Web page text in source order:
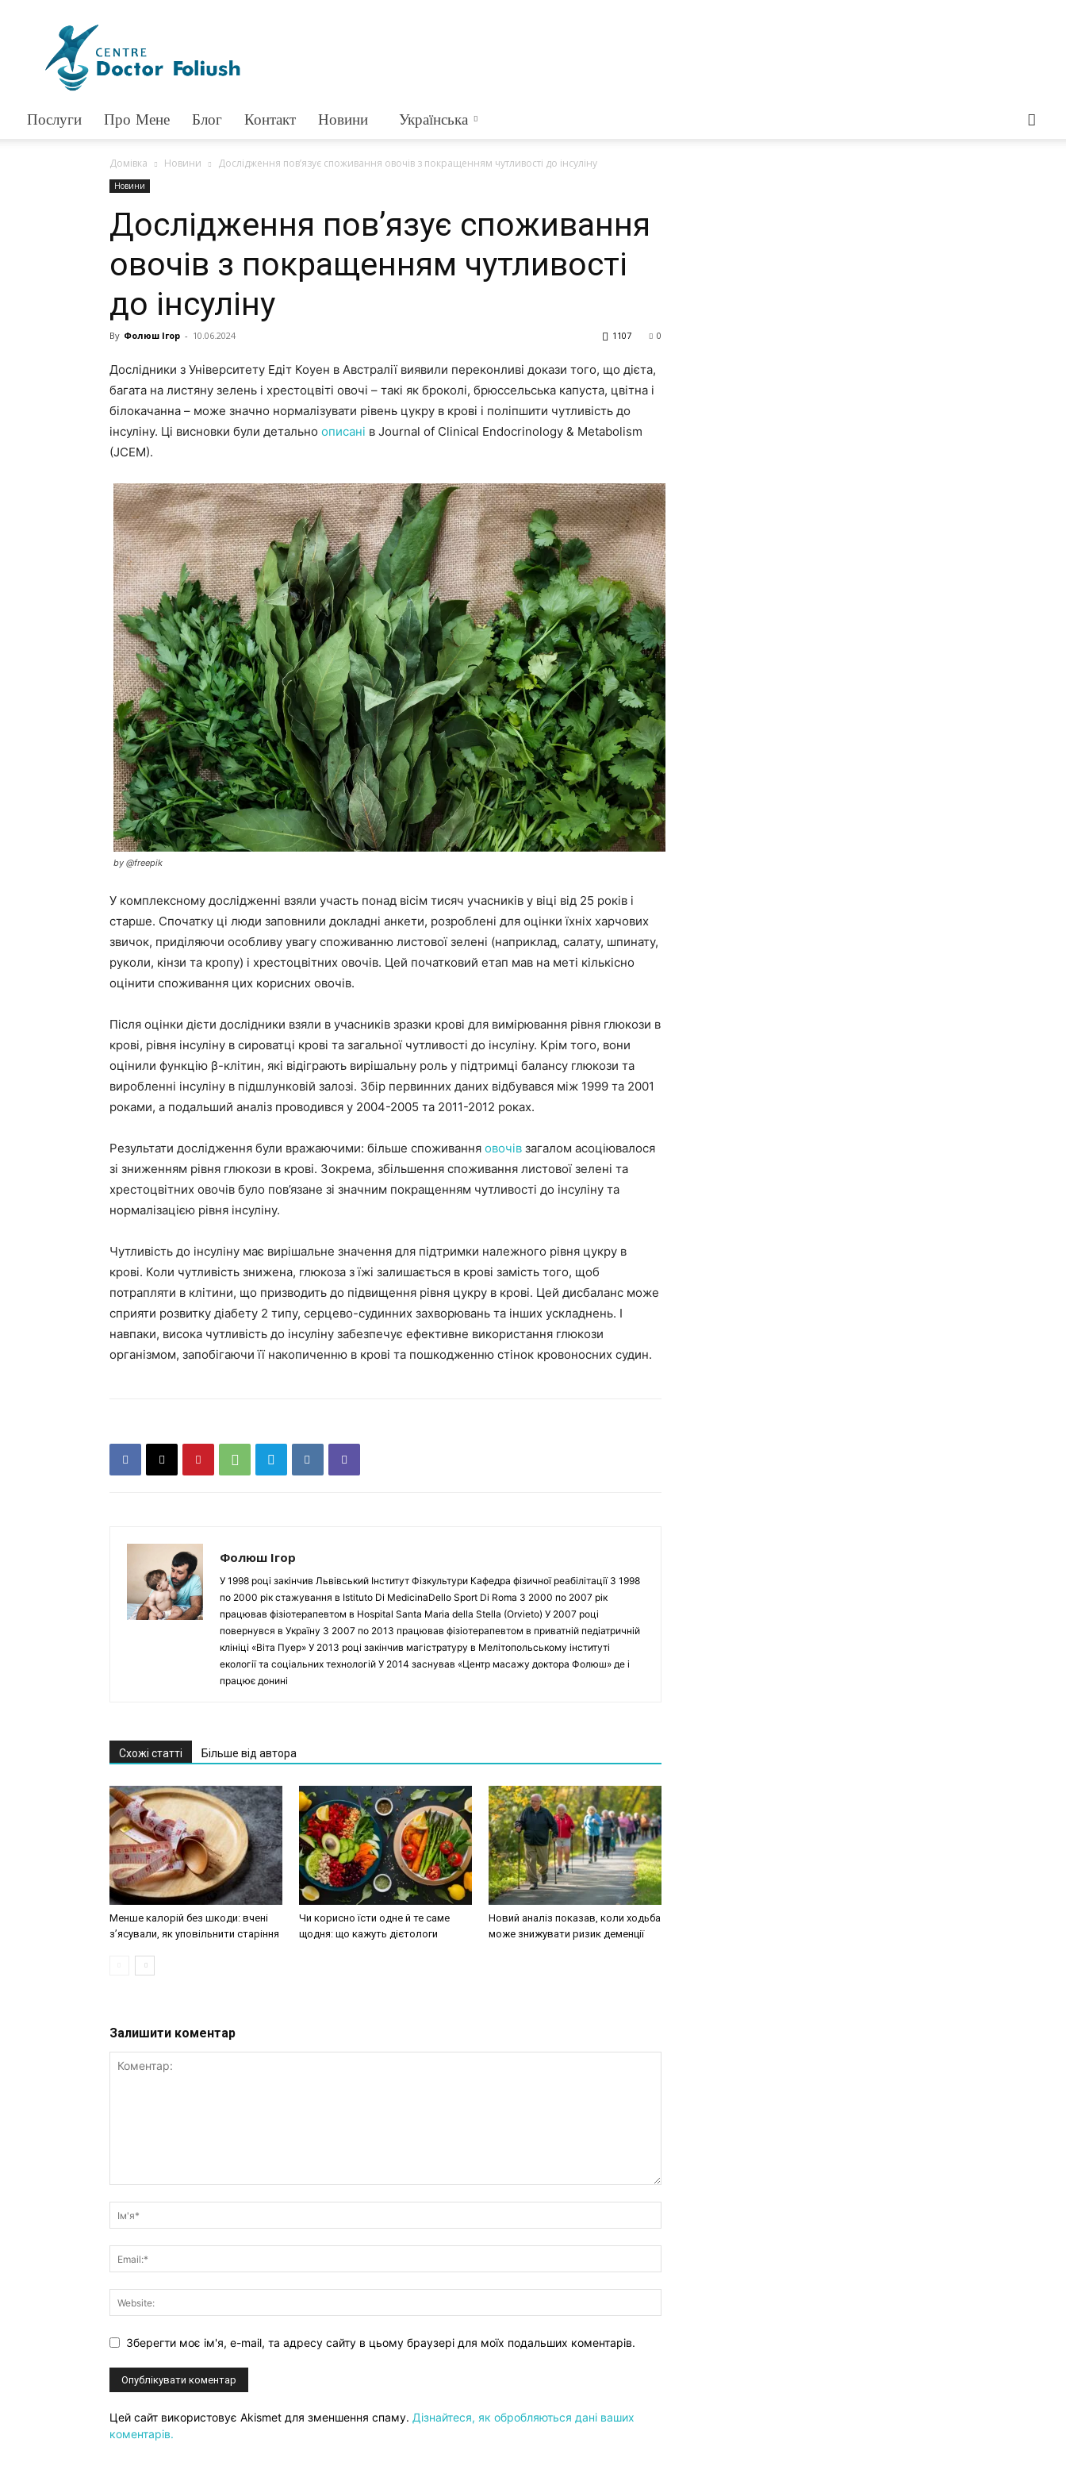
Послуги Про Мене Блог Контакт Новини Українська
Домівка Новини Дослідження пов’язує споживання овочів з покращенням чутливості до інсуліну
Новини
Дослідження пов’язує споживання
овочів з покращенням чутливості
до інсуліну
By Фолюш Ігор - 10.06.2024 0
1107
Дослідники з Університету Едіт Коуен в Австралії виявили переконливі докази того, що дієта,
багата на листяну зелень і хрестоцвіті овочі – такі як броколі, брюссельська капуста, цвітна і
білокачанна – може значно нормалізувати рівень цукру в крові і поліпшити чутливість до
інсуліну. Ці висновки були детально описані в Journal of Clinical Endocrinology & Metabolism
(JCEM).
by @freepik
У комплексному дослідженні взяли участь понад вісім тисяч учасників у віці від 25 років і
старше. Спочатку ці люди заповнили докладні анкети, розроблені для оцінки їхніх харчових
звичок, приділяючи особливу увагу споживанню листової зелені (наприклад, салату, шпинату,
руколи, кінзи та кропу) і хрестоцвітних овочів. Цей початковий етап мав на меті кількісно
оцінити споживання цих корисних овочів.
Після оцінки дієти дослідники взяли в учасників зразки крові для вимірювання рівня глюкози в
крові, рівня інсуліну в сироватці крові та загальної чутливості до інсуліну. Крім того, вони
оцінили функцію β-клітин, які відіграють вирішальну роль у підтримці балансу глюкози та
виробленні інсуліну в підшлунковій залозі. Збір первинних даних відбувався між 1999 та 2001
роками, а подальший аналіз проводився у 2004-2005 та 2011-2012 роках.
Результати дослідження були вражаючими: більше споживання овочів загалом асоціювалося
зі зниженням рівня глюкози в крові. Зокрема, збільшення споживання листової зелені та
хрестоцвітних овочів було пов’язане зі значним покращенням чутливості до інсуліну та
нормалізацією рівня інсуліну.
Чутливість до інсуліну має вирішальне значення для підтримки належного рівня цукру в
крові. Коли чутливість знижена, глюкоза з їжі залишається в крові замість того, щоб
потрапляти в клітини, що призводить до підвищення рівня цукру в крові. Цей дисбаланс може
сприяти розвитку діабету 2 типу, серцево-судинних захворювань та інших ускладнень. І
навпаки, висока чутливість до інсуліну забезпечує ефективне використання глюкози
організмом, запобігаючи її накопиченню в крові та пошкодженню стінок кровоносних судин.
Фолюш Ігор
У 1998 році закінчив Львівський Інститут Фізкультури Кафедра фізичної реабілітації З 1998
по 2000 рік стажування в Istituto Di MedicinaDello Sport Di Roma З 2000 по 2007 рік
працював фізіотерапевтом в Hospital Santa Maria della Stella (Orvieto) У 2007 році
повернувся в Україну З 2007 по 2013 працював фізіотерапевтом в приватній педіатричній
клініці «Віта Пуер» У 2013 році закінчив магістратуру в Мелітопольському інституті
екології та соціальних технологій У 2014 заснував «Центр масажу доктора Фолюш» де і
працює донині
Схожі статті Більше від автора
Менше калорій без шкоди: вчені
з’ясували, як уповільнити старіння
Чи корисно їсти одне й те саме
щодня: що кажуть дієтологи
Новий аналіз показав, коли ходьба
може знижувати ризик деменції
Залишити коментар
Зберегти моє ім'я, e-mail, та адресу сайту в цьому браузері для моїх подальших коментарів.
Цей сайт використовує Akismet для зменшення спаму. Дізнайтеся, як обробляються дані ваших
коментарів.